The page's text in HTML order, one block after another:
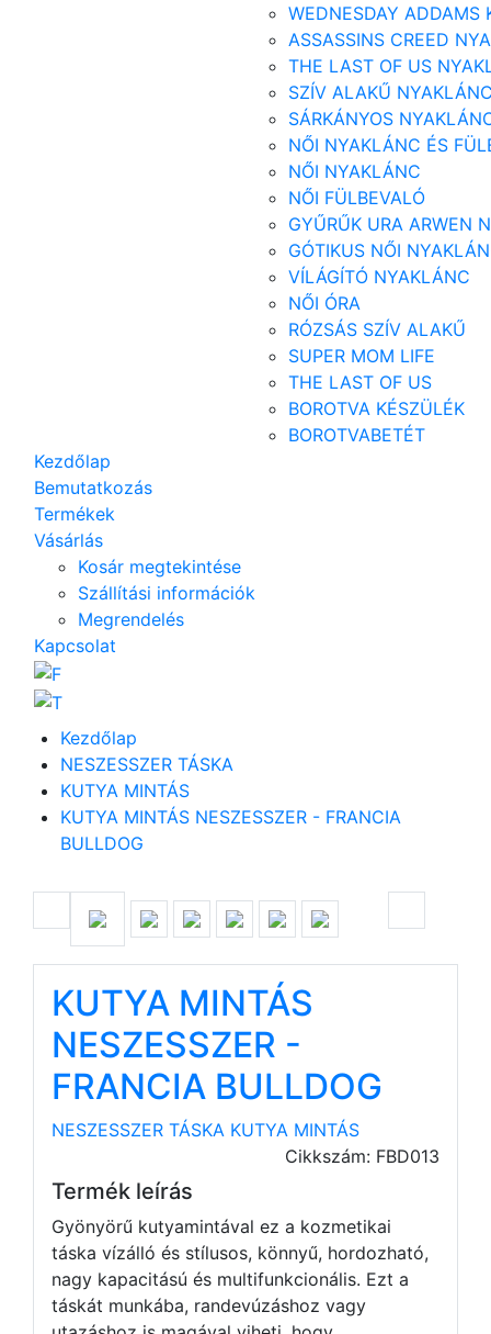
WEDNESDAY ADDAMS
ASSASSINS CREED
THE LAST OF US
SZÍV ALAKŰ
SÁRKÁNYOS
NŐI NYAKLÁNC ÉS
NŐI NYAKLÁNC
NŐI FÜLBEVALÓ
GYŰRŰK URA ARWEN
GÓTIKUS NŐI
VÍLÁGÍTÓ NYAKLÁNC
NŐI ÓRA
RÓZSÁS SZÍV ALAKŰ
SUPER MOM LIFE
THE LAST OF US
BOROTVA KÉSZÜLÉK
BOROTVABETÉT
Kezdőlap
Bemutatkozás
Termékek
Vásárlás
Kosár megtekintése
Szállítási információk
Megrendelés
Kapcsolat
Kezdőlap
NESZESSZER TÁSKA
KUTYA MINTÁS
KUTYA MINTÁS NESZESSZER - FRANCIA
BULLDOG
KUTYA MINTÁS
NESZESSZER -
FRANCIA BULLDOG
NESZESSZER TÁSKA KUTYA MINTÁS
Cikkszám: FBD013
Termék leírás
Gyönyörű kutyamintával ez a kozmetikai
táska vízálló és stílusos, könnyű, hordozható,
nagy kapacitású és multifunkcionális. Ezt a
táskát munkába, randevúzáshoz vagy